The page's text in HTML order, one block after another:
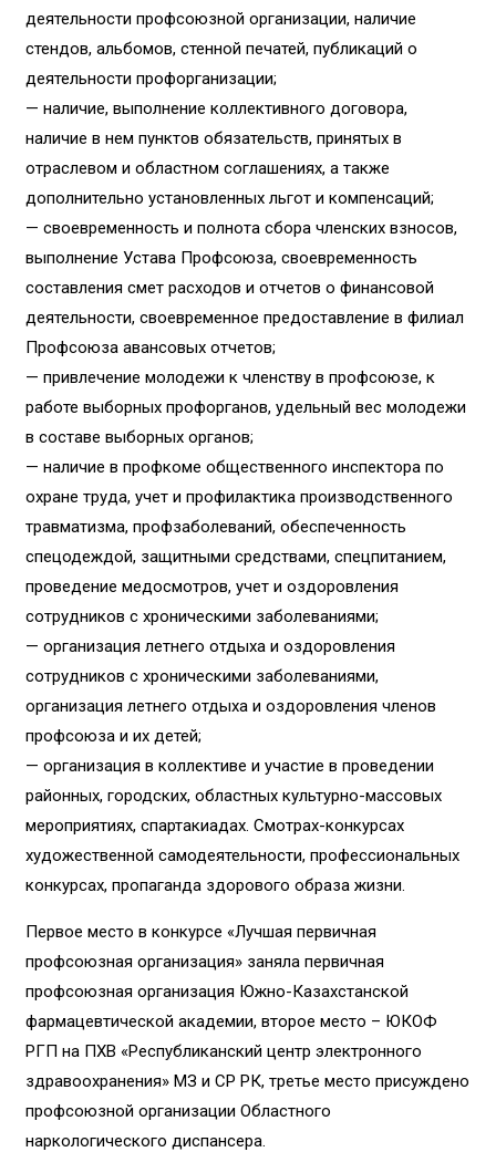
деятельности профсоюзной организации, наличие
стендов, альбомов, стенной печатей, публикаций о
деятельности профорганизации;
— наличие, выполнение коллективного договора,
наличие в нем пунктов обязательств, принятых в
отраслевом и областном соглашениях, а также
дополнительно установленных льгот и компенсаций;
— своевременность и полнота сбора членских взносов,
выполнение Устава Профсоюза, своевременность
составления смет расходов и отчетов о финансовой
деятельности, своевременное предоставление в филиал
Профсоюза авансовых отчетов;
— привлечение молодежи к членству в профсоюзе, к
работе выборных профорганов, удельный вес молодежи
в составе выборных органов;
— наличие в профкоме общественного инспектора по
охране труда, учет и профилактика производственного
травматизма, профзаболеваний, обеспеченность
спецодеждой, защитными средствами, спецпитанием,
проведение медосмотров, учет и оздоровления
сотрудников с хроническими заболеваниями;
— организация летнего отдыха и оздоровления
сотрудников с хроническими заболеваниями,
организация летнего отдыха и оздоровления членов
профсоюза и их детей;
— организация в коллективе и участие в проведении
районных, городских, областных культурно-массовых
мероприятиях, спартакиадах. Смотрах-конкурсах
художественной самодеятельности, профессиональных
конкурсах, пропаганда здорового образа жизни.
Первое место в конкурсе «Лучшая первичная
профсоюзная организация» заняла первичная
профсоюзная организация Южно-Казахстанской
фармацевтической академии, второе место – ЮКОФ
РГП на ПХВ «Республиканский центр электронного
здравоохранения» МЗ и СР РК, третье место присуждено
профсоюзной организации Областного
наркологического диспансера.